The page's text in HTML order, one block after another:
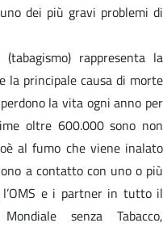
dei più gravi problemi di
rappresenta la
la principale causa di morte
la vita ogni anno per
oltre 600.000 sono non
al fumo che viene inalato
a contatto con uno o più
e i partner in tutto il
senza Tabacco,